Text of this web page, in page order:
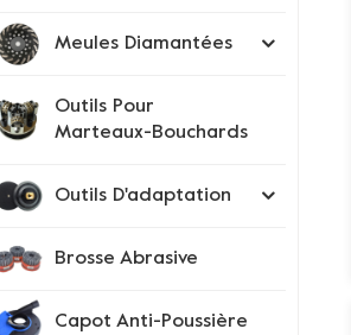
Meules Diamantées
Outils Pour
Marteaux-Bouchards
Outils D'adaptation
Brosse Abrasive
Capot Anti-Poussière